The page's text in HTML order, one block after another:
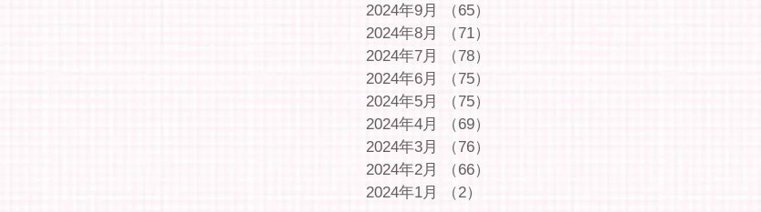
2024年9月
（65）
2024年8月
（71）
2024年7月
（78）
2024年6月
（75）
2024年5月
（75）
2024年4月
（69）
2024年3月
（76）
2024年2月
（66）
2024年1月
（2）